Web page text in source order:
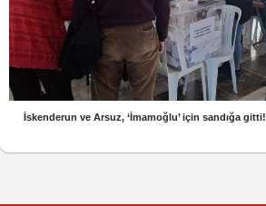
İskenderun ve Arsuz, ‘İmamoğlu’ için sandığa gitti!